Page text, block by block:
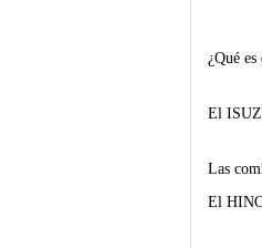
¿Qué es
El
Las
El